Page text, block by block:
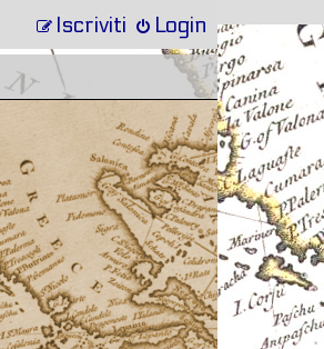
Login
Iscriviti